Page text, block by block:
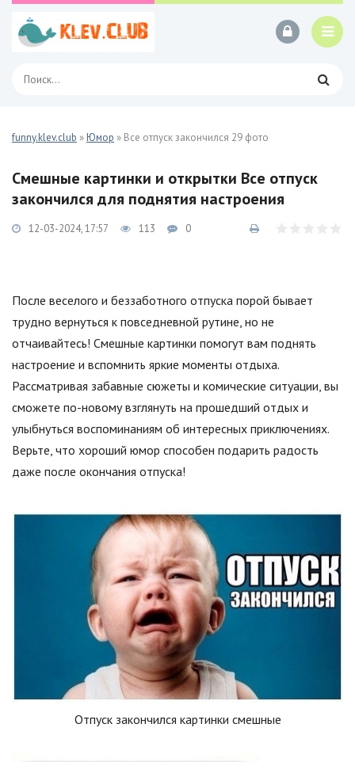
funny.klev.club »Юмор » Все отпуск закончился 29 фото
Смешные картинки и открытки Все отпуск
закончился для поднятия настроения
12-03-2024, 17:57 113 0
После веселого и беззаботного отпуска порой бывает
трудно вернуться к повседневной рутине, но не
отчаивайтесь! Смешные картинки помогут вам поднять
настроение и вспомнить яркие моменты отдыха.
Рассматривая забавные сюжеты и комические ситуации, вы
сможете по-новому взглянуть на прошедший отдых и
улыбнуться воспоминаниям об интересных приключениях.
Верьте, что хороший юмор способен подарить радость
даже после окончания отпуска!
Отпуск закончился картинки смешные